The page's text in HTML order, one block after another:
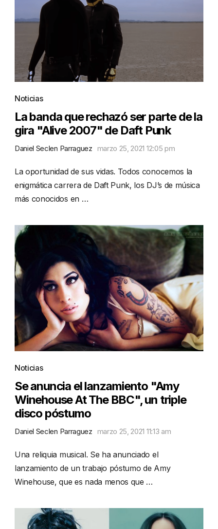
Noticias
La banda que rechazó ser parte de la
gira "Alive 2007" de Daft Punk
Daniel Seclen Parraguez marzo 25, 2021 12:05 pm
La oportunidad de sus vidas. Todos conocemos la
enigmática carrera de Daft Punk, los DJ’s de música
más conocidos en …
Noticias
Se anuncia el lanzamiento "Amy
Winehouse At The BBC", un triple
disco póstumo
Daniel Seclen Parraguez marzo 25, 2021 11:13 am
Una reliquia musical. Se ha anunciado el
lanzamiento de un trabajo póstumo de Amy
Winehouse, que es nada menos que …